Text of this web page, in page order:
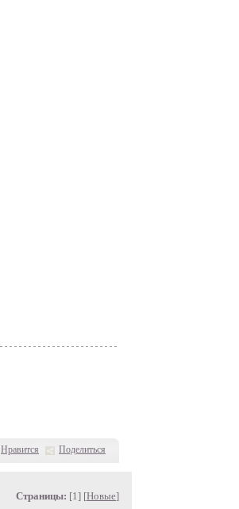
Нравится Поделиться
Страницы: [1] [Новые]